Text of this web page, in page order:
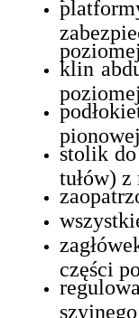
klin
stolik
tułów) z
części